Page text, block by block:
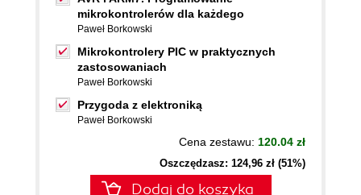
mikrokontrolerów dla każdego
Paweł Borkowski
Mikrokontrolery PIC w praktycznych
zastosowaniach
Paweł Borkowski
Przygoda z elektroniką
Paweł Borkowski
Cena zestawu: 120.04 zł
Oszczędzasz: 124,96 zł (51%)
Dodaj do koszyka